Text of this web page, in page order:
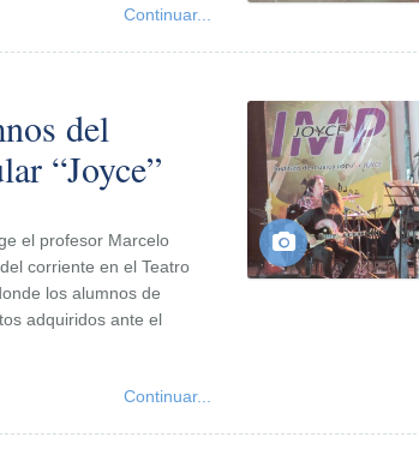
Continuar...
del
“Joyce”
el profesor Marcelo
corriente en el Teatro
los alumnos de
adquiridos ante el
Continuar...